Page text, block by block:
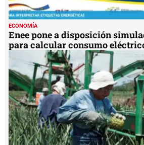
ECONOMÍA
Enee pone a disposición
para calcular consumo